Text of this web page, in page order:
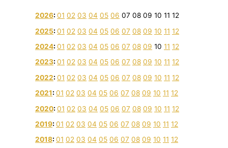
2026:01 02 03 04 05 06 07 08 09 10 11 12
2025:01 02 03 04 05 06 07 08 09 10 11 12
2024:01 02 03 04 05 06 07 08 09 10 11 12
2023:01 02 03 04 05 06 07 08 09 10 11 12
2022:01 02 03 04 05 06 07 08 09 10 11 12
2021:01 02 03 04 05 06 07 08 09 10 11 12
2020:01 02 03 04 05 06 07 08 09 10 11 12
2019:01 02 03 04 05 06 07 08 09 10 11 12
2018:01 02 03 04 05 06 07 08 09 10 11 12